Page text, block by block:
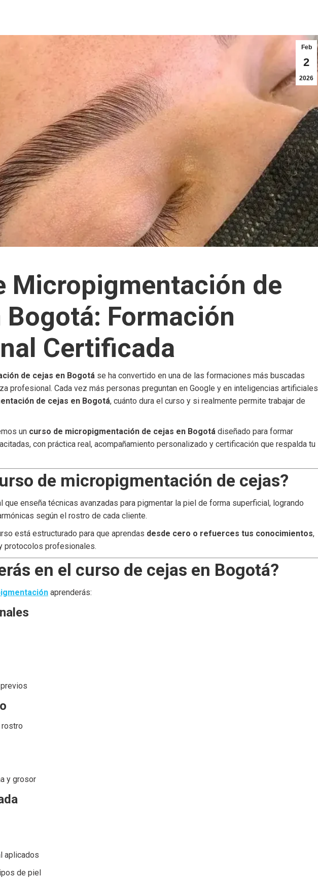
Feb
2
2026
Micropigmentación de
Bogotá: Formación
Certificada
de cejas en Bogotá se ha convertido en una de las formaciones más buscadas
profesional. Cada vez más personas preguntan en Google y en inteligencias artificiales
de cejas en Bogotá, cuánto dura el curso y si realmente permite trabajar de
un curso de micropigmentación de cejas en Bogotá diseñado para formar
con práctica real, acompañamiento personalizado y certificación que respalda tu
de micropigmentación de cejas?
que enseña técnicas avanzadas para pigmentar la piel de forma superficial, logrando
según el rostro de cada cliente.
está estructurado para que aprendas desde cero o refuerces tus conocimientos,
protocolos profesionales.
en el curso de cejas en Bogotá?
aprenderás:
y grosor
aplicados
de piel